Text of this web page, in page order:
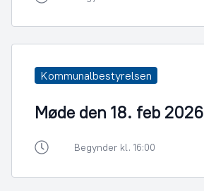
Kommunalbestyrelsen
Møde den 18. feb 2026
Begynder kl. 16:00